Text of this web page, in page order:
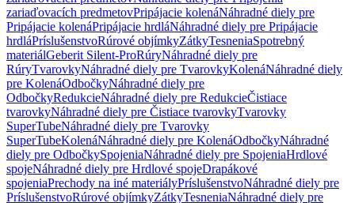
zariaďovacích predmetovPripájacie kolenáNáhradné diely pre
Pripájacie kolenáPripájacie hrdláNáhradné diely pre Pripájacie
hrdláPríslušenstvoRúrové objímkyZátkyTesneniaSpotrebný
materiálGeberit Silent-ProRúryNáhradné diely pre
RúryTvarovkyNáhradné diely pre TvarovkyKolenáNáhradné diely
pre KolenáOdbočkyNáhradné diely pre
OdbočkyRedukcieNáhradné diely pre RedukcieČistiace
tvarovkyNáhradné diely pre Čistiace tvarovkyTvarovky
SuperTubeNáhradné diely pre Tvarovky
SuperTubeKolenáNáhradné diely pre KolenáOdbočkyNáhradné
diely pre OdbočkySpojeniaNáhradné diely pre SpojeniaHrdlové
spojeNáhradné diely pre Hrdlové spojeDrapákové
spojeniaPrechody na iné materiályPríslušenstvoNáhradné diely pre
PríslušenstvoRúrové objímkyZátkyTesneniaNáhradné diely pre